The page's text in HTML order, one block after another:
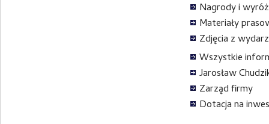
Nagrody i
Materiały
Zdjęcia z
Wszystkie
Jarosław
Zarząd firmy
Dotacja na